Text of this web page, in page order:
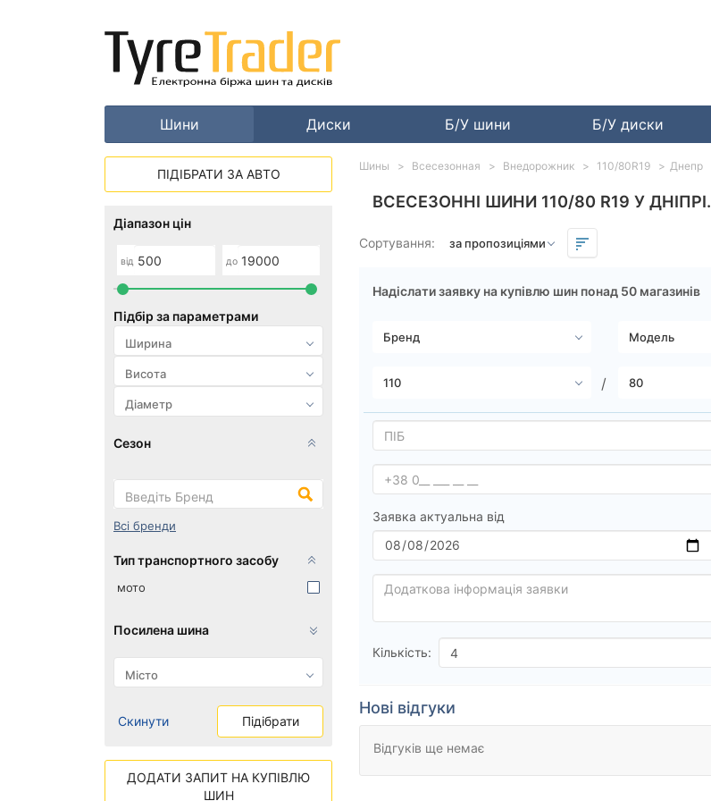
Шини Диски Б/У шини Б/У диски
ВСЕСЕЗОННІ ШИНИ 110/80 R19 У ДНІПРІ.
Сортування:
Надіслати заявку на купівлю шин понад 50 магазинів
Заявка актуальна від
Кількість:
Нові відгуки
Відгуків ще немає
Шины Всесезонная Внедорожник 110/80R19 Днепр
ПІДІБРАТИ ЗА АВТО
Діапазон цін
від до
Підбір за параметрами
Сезон
Всі бренди
Тип транспортного засобу
мото
Посилена шина
Скинути Підібрати
ДОДАТИ ЗАПИТ НА КУПІВЛЮ
ШИН